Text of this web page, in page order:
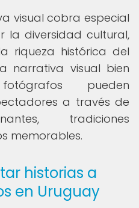
visual cobra especial
la diversidad cultural,
riqueza histórica del
narrativa visual bien
pueden
a través de
tradiciones
memorables.
historias a
en Uruguay